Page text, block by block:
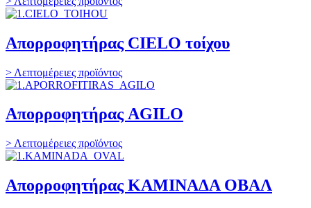
Απορροφητήρας CIELO τοίχου
> Λεπτομέρειες προϊόντος
Απορροφητήρας AGILO
> Λεπτομέρειες προϊόντος
Απορροφητήρας ΚΑΜΙΝΑΔΑ ΟΒΑΛ